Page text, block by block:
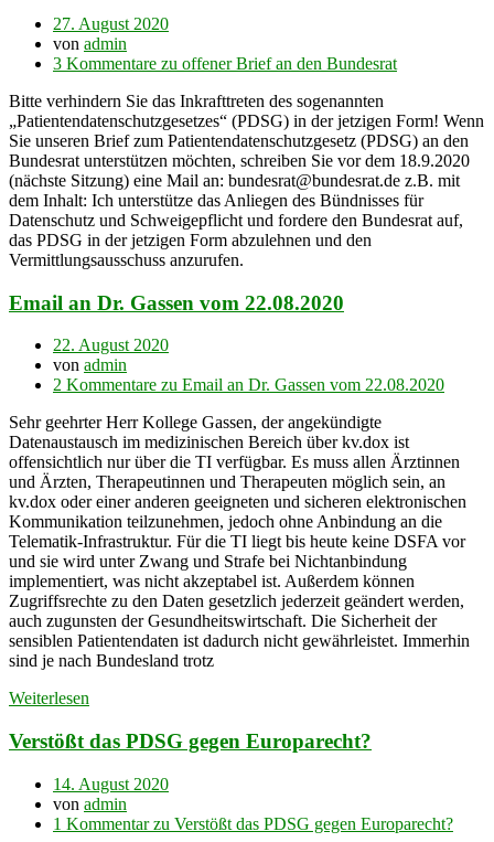
27. August 2020
von admin
3 Kommentare zu offener Brief an den Bundesrat
Bitte verhindern Sie das Inkrafttreten des sogenannten
„Patientendatenschutzgesetzes“ (PDSG) in der jetzigen Form! Wenn
Sie unseren Brief zum Patientendatenschutzgesetz (PDSG) an den
Bundesrat unterstützen möchten, schreiben Sie vor dem 18.9.2020
(nächste Sitzung) eine Mail an: bundesrat@bundesrat.de z.B. mit
dem Inhalt: Ich unterstütze das Anliegen des Bündnisses für
Datenschutz und Schweigepflicht und fordere den Bundesrat auf,
das PDSG in der jetzigen Form abzulehnen und den
Vermittlungsausschuss anzurufen.
Email an Dr. Gassen vom 22.08.2020
22. August 2020
von admin
2 Kommentare zu Email an Dr. Gassen vom 22.08.2020
Sehr geehrter Herr Kollege Gassen, der angekündigte
Datenaustausch im medizinischen Bereich über kv.dox ist
offensichtlich nur über die TI verfügbar. Es muss allen Ärztinnen
und Ärzten, Therapeutinnen und Therapeuten möglich sein, an
kv.dox oder einer anderen geeigneten und sicheren elektronischen
Kommunikation teilzunehmen, jedoch ohne Anbindung an die
Telematik-Infrastruktur. Für die TI liegt bis heute keine DSFA vor
und sie wird unter Zwang und Strafe bei Nichtanbindung
implementiert, was nicht akzeptabel ist. Außerdem können
Zugriffsrechte zu den Daten gesetzlich jederzeit geändert werden,
auch zugunsten der Gesundheitswirtschaft. Die Sicherheit der
sensiblen Patientendaten ist dadurch nicht gewährleistet. Immerhin
sind je nach Bundesland trotz
Weiterlesen
Verstößt das PDSG gegen Europarecht?
14. August 2020
von admin
1 Kommentarzu Verstößt das PDSG gegen Europarecht?